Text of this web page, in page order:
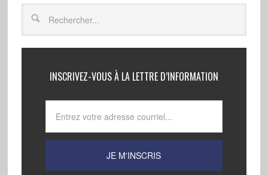
INSCRIVEZ-VOUS À LA LETTRE D’INFORMATION